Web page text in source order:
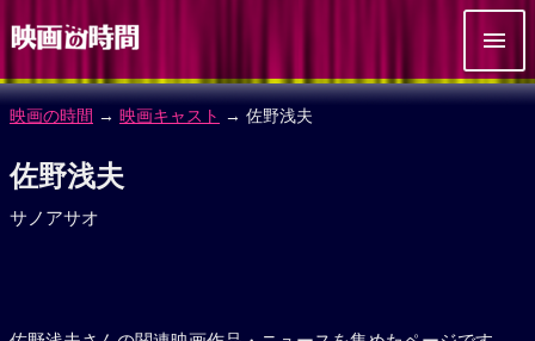
映画の時間 → 映画キャスト → 佐野浅夫
佐野浅夫
サノアサオ